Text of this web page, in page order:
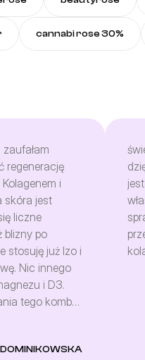
cannabi rose 30%
regenerację
i
skóra jest
liczne
blizny po
stosuję już Izo i
Nic innego
i D3.
tego kombo
rosnąć.